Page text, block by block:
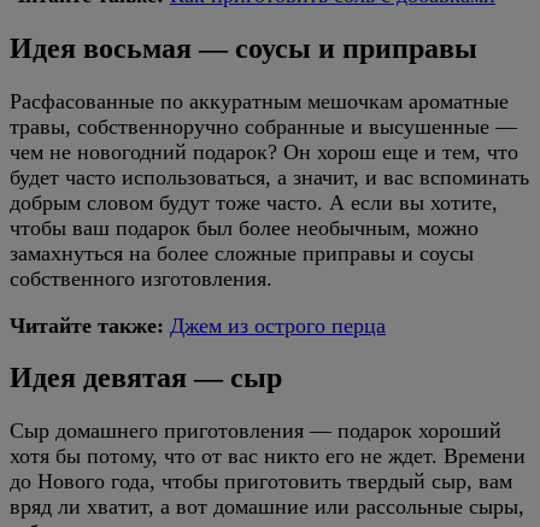
Идея восьмая — соусы и приправы
Расфасованные по аккуратным мешочкам ароматные
травы, собственноручно собранные и высушенные —
чем не новогодний подарок? Он хорош еще и тем, что
будет часто использоваться, а значит, и вас вспоминать
добрым словом будут тоже часто. А если вы хотите,
чтобы ваш подарок был более необычным, можно
замахнуться на более сложные приправы и соусы
собственного изготовления.
Читайте также: Джем из острого перца
Идея девятая — сыр
Сыр домашнего приготовления — подарок хороший
хотя бы потому, что от вас никто его не ждет. Времени
до Нового года, чтобы приготовить твердый сыр, вам
вряд ли хватит, а вот домашние или рассольные сыры,